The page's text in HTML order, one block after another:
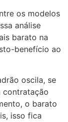
os modelos
análise
barato na
benefício ao
oscila, se
contratação
o barato
isso fica